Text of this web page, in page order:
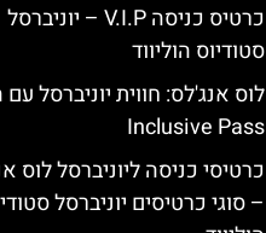
כרטיס כניסה V.I.P – יוניברסל
סטודיוס הוליווד
Inclusive Pass
כרטיסי כניסה ליוניברסל לוס
– סוגי כרטיסים יוניברסל